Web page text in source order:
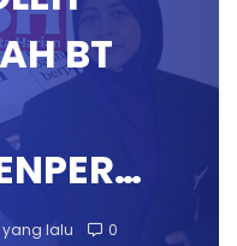
BT
lalu 0